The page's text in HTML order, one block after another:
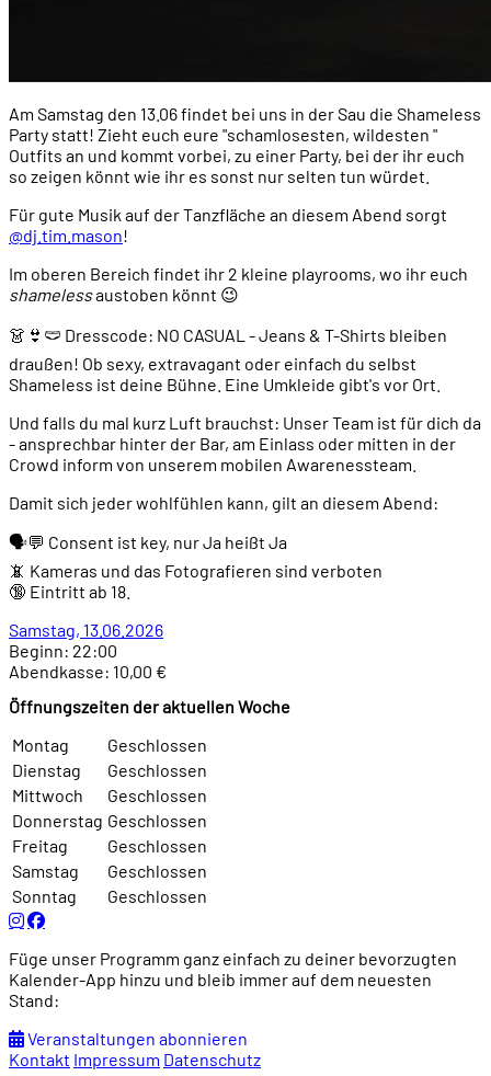
Am Samstag den 13.06 findet bei uns in der Sau die Shameless
Party statt! Zieht euch eure "schamlosesten, wildesten "
Outfits an und kommt vorbei, zu einer Party, bei der ihr euch
so zeigen könnt wie ihr es sonst nur selten tun würdet.
Für gute Musik auf der Tanzfläche an diesem Abend sorgt
@dj.tim.mason!
Im oberen Bereich findet ihr 2 kleine playrooms, wo ihr euch
shamelessaustoben könnt 😉
👗👙🩲 Dresscode: NO CASUAL - Jeans & T-Shirts bleiben
draußen! Ob sexy, extravagant oder einfach du selbst
Shameless ist deine Bühne. Eine Umkleide gibt's vor Ort.
Und falls du mal kurz Luft brauchst: Unser Team ist für dich da
- ansprechbar hinter der Bar, am Einlass oder mitten in der
Crowd inform von unserem mobilen Awarenessteam.
Damit sich jeder wohlfühlen kann, gilt an diesem Abend:
🗣️💬 Consent ist key, nur Ja heißt Ja
📵 Kameras und das Fotografieren sind verboten
🔞 Eintritt ab 18.
Samstag, 13.06.2026
Beginn: 22:00
Abendkasse: 10,00 €
Öffnungszeiten der aktuellen Woche
Montag
Geschlossen
Dienstag
Geschlossen
Mittwoch
Geschlossen
Donnerstag Geschlossen
Freitag
Geschlossen
Samstag
Geschlossen
Sonntag
Geschlossen
Füge unser Programm ganz einfach zu deiner bevorzugten
Kalender-App hinzu und bleib immer auf dem neuesten
Stand:
Veranstaltungen abonnieren
Kontakt Impressum Datenschutz